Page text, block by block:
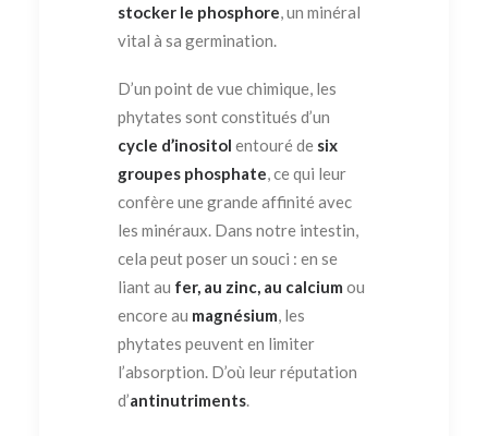
stocker le phosphore, un minéral
vital à sa germination.
D’un point de vue chimique, les
phytates sont constitués d’un
cycle d’inositol entouré de six
groupes phosphate, ce qui leur
confère une grande affinité avec
les minéraux. Dans notre intestin,
cela peut poser un souci : en se
liant au fer, au zinc, au calcium ou
encore au magnésium, les
phytates peuvent en limiter
l’absorption. D’où leur réputation
d’antinutriments.